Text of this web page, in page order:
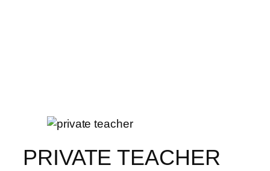
PRIVATE TEACHER